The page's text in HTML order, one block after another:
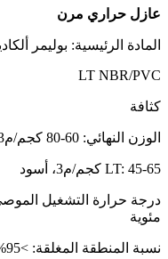
عازل حراري مرن
المادة الرئيسية: بوليمر
LT NBR/PVC
كثافة
الوزن النهائي: 60-80 كجم/م3، أزرق
LT: 45-65 كجم/م3، أسود
درجة حرارة التشغيل الموصى
مئوية
نسبة المنطقة المغلقة: >95%